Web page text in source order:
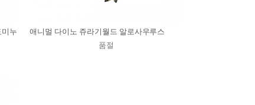
누
애니멀 다이노 쥬라기월드 알로사우루스
품절